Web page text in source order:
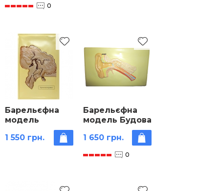
0
Барельєфна
модель
«Археоптерикс»
1 550 грн.
Барельєфна
модель Будова
вуха людини
1 650 грн.
0